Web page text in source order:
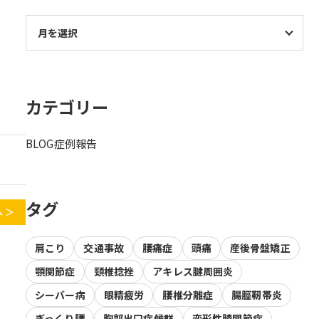
＞
カテゴリー
BLOG症例報告
タグ
肩こり 交通事故 腰痛症 頭痛
産後骨盤矯正
顎関節症
頸椎捻挫
アキレス腱周囲炎
シーバー病
眼精疲労 腰椎分離症
腸脛靭帯炎